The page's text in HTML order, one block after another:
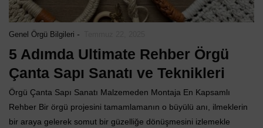
Genel Örgü Bilgileri -
5 Adımda Ultimate Rehber Örgü
Çanta Sapı Sanatı ve Teknikleri
Örgü Çanta Sapı Sanatı Malzemeden Montaja En Kapsamlı
Rehber Bir örgü projesini tamamlamanın o büyülü anı, ilmeklerin
bir araya gelerek somut bir güzelliğe dönüşmesini izlemekle